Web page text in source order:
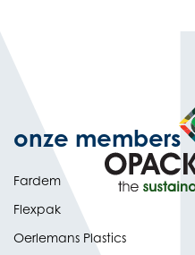
onze members
Fardem
Flexpak
Oerlemans Plastics